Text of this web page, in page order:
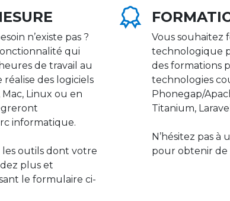
n’existe pas ?
qui
de travail au
des logiciels
Linux ou en
informatique.
outils dont votre
plus et
le formulaire ci-
Vous souhaitez
technologique
des formations
technologies
Phonegap/
Titanium,
N’hésitez pas à
pour obtenir de